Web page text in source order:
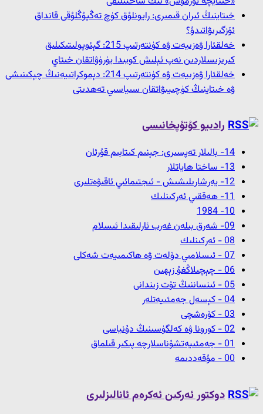
خىتاينىڭ ئىران قىمىرى: رايونلۇق كۈچ تەڭپۇڭلۇقى قانداق
ئۆزگىرىۋاتىدۇ؟
خەلقئارا ۋەزىيەت ۋە كۈنتەرتىپ 215: گېئوپولىتىكىلىق
كىرىزىسلاردىن نەپ ئېلىش كويىدا يۈرۈۋاتقان خىتاي
خەلقئارا ۋەزىيەت ۋە كۈنتەرتىپ 214: دېموكراتىيەنىڭ چېكىنىشى
ۋە خىتاينىڭ كۈچىيىۋاتقان سىياسىي تەھدىتى
رادىيو كۇتۇپخانىسى
14- بالىلار تەپسىرى: جېنىم كىتابىم قۇرئان
13- ﺳﺎﺧﺘﺎ ﮪﺎﻳﺎﺗﻼﺭ
12- ﻳﻪﺭﺷﺎﺭﯨﻠﯩﺸﯩﺶ - ﺋﯩﺠﺘﯩﻤﺎﺋﯩﻲ ﺋﺎﻗﯩﯟﻩﺗﻠﯩﺮﻯ
11- ﮪﻪﻗﻘﯩﻲ ﺋﻪﺭﻛﯩﻨﻠﯩﻚ
10- 1984
09- شەرق بىلەن غەرب ئارلىقىدا ئىسلام
08 - ﺋﻪﺭﻛﯩﻨﻠﯩﻚ
07 - ئىسلامىي دۆلەت ۋە ھاكىمىيەت شەكلى
06 - چېچىلاڭغۇ زېھىن
05 - ئىنساننىڭ تۆت زىندانى
04 - كېسەل جەمئىيەتلەر
03 - كۆرەشچى
02 - كورونا ۋە كەلگۈسىنىڭ دۇنياسى
01 - جەمئىيەتشۇناسلارچە پىكىر قىلماق
00 - مۇقەددىمە
دوكتور ئەركىن ئەكرەم ئانالىزلىرى